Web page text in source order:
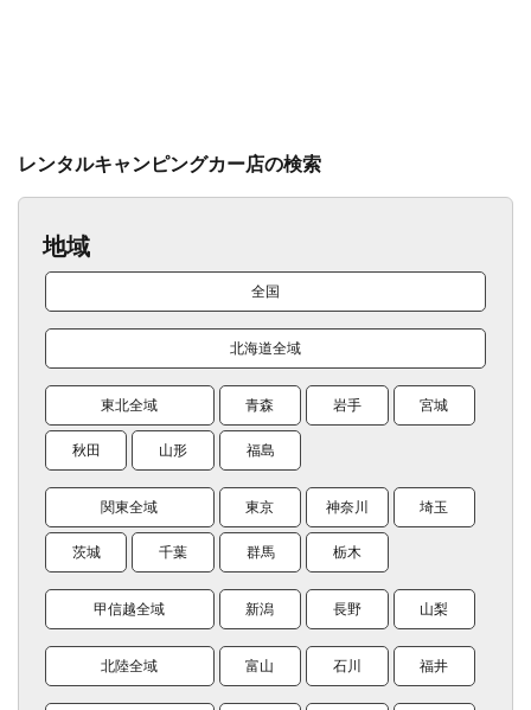
レンタルキャンピングカー店の検索
地域
全国
北海道全域
東北全域 青森 岩手 宮城
秋田 山形 福島
関東全域 東京 神奈川 埼玉
茨城 千葉 群馬 栃木
甲信越全域 新潟 長野 山梨
北陸全域 富山 石川 福井